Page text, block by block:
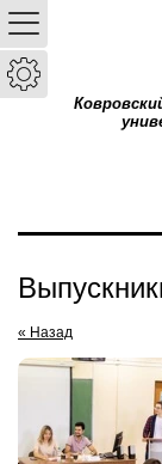
« Назад